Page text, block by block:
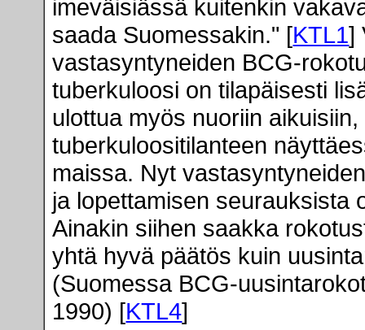
imeväisiässä kuitenkin
saada Suomessakin." [KTL1]
vastasyntyneiden BCG-
tuberkuloosi on tilapäisesti
ulottua myös nuoriin
tuberkuloositilanteen
maissa. Nyt
ja lopettamisen seurauksista
Ainakin siihen saakka
yhtä hyvä päätös kuin
(Suomessa BCG-
1990) [KTL4]